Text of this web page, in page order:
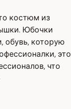
костюм из
Юбочки
обувь, которую
это
что